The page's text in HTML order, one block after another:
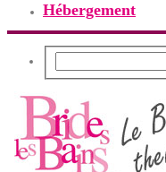
Hébergement